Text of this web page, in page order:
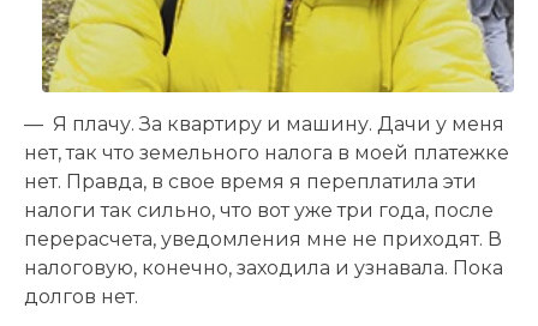
— Я плачу. За квартиру и машину. Дачи у меня
нет, так что земельного налога в моей платежке
нет. Правда, в свое время я переплатила эти
налоги так сильно, что вот уже три года, после
перерасчета, уведомления мне не приходят. В
налоговую, конечно, заходила и узнавала. Пока
долгов нет.